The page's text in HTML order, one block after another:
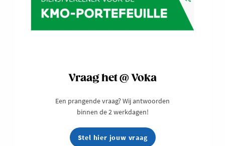
Vraag het @ Voka
Een prangende vraag? Wij antwoorden
binnen de 2 werkdagen!
Stel hier jouw vraag